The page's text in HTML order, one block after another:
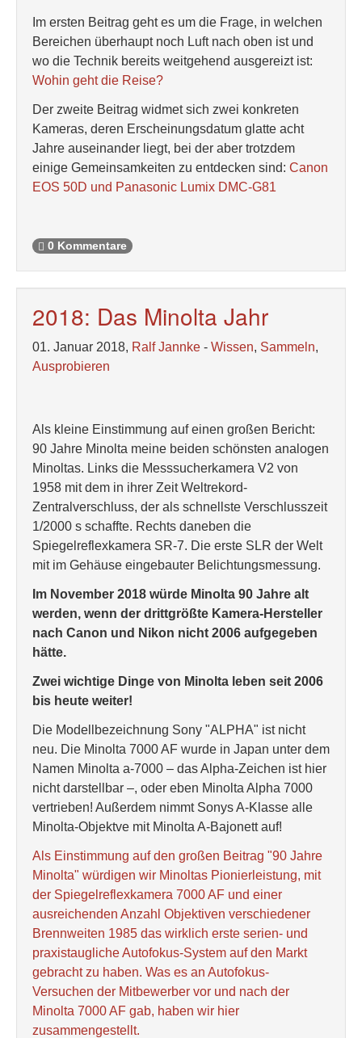
Im ersten Beitrag geht es um die Frage, in welchen
Bereichen überhaupt noch Luft nach oben ist und
wo die Technik bereits weitgehend ausgereizt ist:
Wohin geht die Reise?
Der zweite Beitrag widmet sich zwei konkreten
Kameras, deren Erscheinungsdatum glatte acht
Jahre auseinander liegt, bei der aber trotzdem
einige Gemeinsamkeiten zu entdecken sind: Canon
EOS 50D und Panasonic Lumix DMC-G81
0 Kommentare
2018: Das Minolta Jahr
01. Januar 2018, Ralf Jannke - Wissen, Sammeln,
Ausprobieren
Als kleine Einstimmung auf einen großen Bericht:
90 Jahre Minolta meine beiden schönsten analogen
Minoltas. Links die Messsucherkamera V2 von
1958 mit dem in ihrer Zeit Weltrekord-
Zentralverschluss, der als schnellste Verschlusszeit
1/2000 s schaffte. Rechts daneben die
Spiegelreflexkamera SR-7. Die erste SLR der Welt
mit im Gehäuse eingebauter Belichtungsmessung.
Im November 2018 würde Minolta 90 Jahre alt
werden, wenn der drittgrößte Kamera-Hersteller
nach Canon und Nikon nicht 2006 aufgegeben
hätte.
Zwei wichtige Dinge von Minolta leben seit 2006
bis heute weiter!
Die Modellbezeichnung Sony "ALPHA" ist nicht
neu. Die Minolta 7000 AF wurde in Japan unter dem
Namen Minolta a-7000 – das Alpha-Zeichen ist hier
nicht darstellbar –, oder eben Minolta Alpha 7000
vertrieben! Außerdem nimmt Sonys A-Klasse alle
Minolta-Objektve mit Minolta A-Bajonett auf!
Als Einstimmung auf den großen Beitrag "90 Jahre
Minolta" würdigen wir Minoltas Pionierleistung, mit
der Spiegelreflexkamera 7000 AF und einer
ausreichenden Anzahl Objektiven verschiedener
Brennweiten 1985 das wirklich erste serien- und
praxistaugliche Autofokus-System auf den Markt
gebracht zu haben. Was es an Autofokus-
Versuchen der Mitbewerber vor und nach der
Minolta 7000 AF gab, haben wir hier
zusammengestellt.